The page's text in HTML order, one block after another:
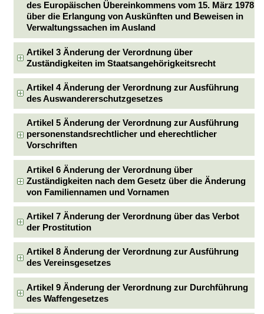
des Europäischen Übereinkommens vom 15. März 1978
über die Erlangung von Auskünften und Beweisen in
Verwaltungssachen im Ausland
Artikel 3 Änderung der Verordnung über
Zuständigkeiten im Staatsangehörigkeitsrecht
Artikel 4 Änderung der Verordnung zur Ausführung
des Auswandererschutzgesetzes
Artikel 5 Änderung der Verordnung zur Ausführung
personenstandsrechtlicher und eherechtlicher
Vorschriften
Artikel 6 Änderung der Verordnung über
Zuständigkeiten nach dem Gesetz über die Änderung
von Familiennamen und Vornamen
Artikel 7 Änderung der Verordnung über das Verbot
der Prostitution
Artikel 8 Änderung der Verordnung zur Ausführung
des Vereinsgesetzes
Artikel 9 Änderung der Verordnung zur Durchführung
des Waffengesetzes